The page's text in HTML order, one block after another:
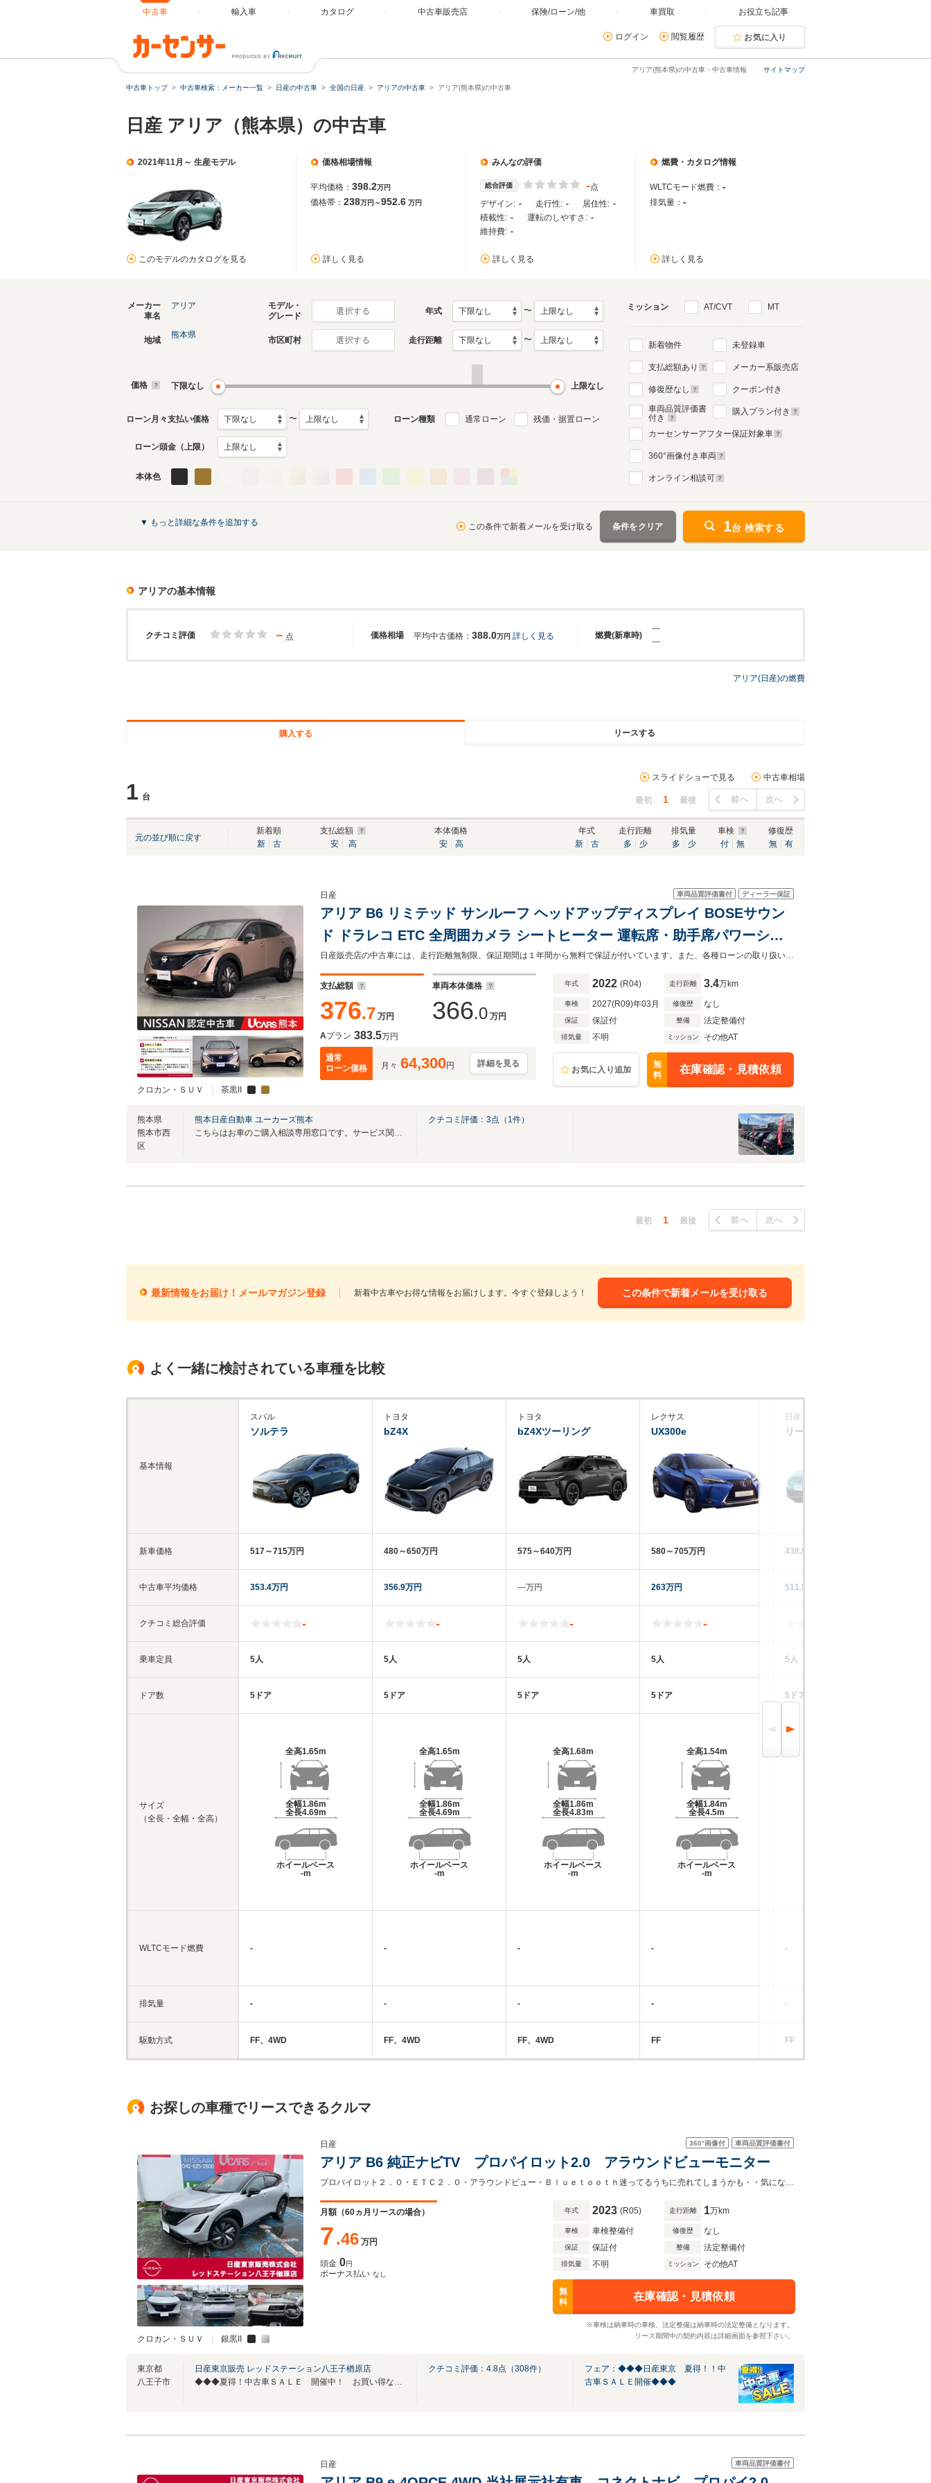
中古車 輸入車 カタログ 中古車販売店 保険/ローン/他 車買取 お役立ち記事
ログイン 閲覧履歴 お気に入り
サイトマップ
アリア(熊本県)の中古車・中古車情報
中古車トップ 中古車検索：メーカー一覧 日産の中古車 全国の日産 アリアの中古車 アリア(熊本県)の中古車
日産 アリア（熊本県）の中古車
2021年11月～ 生産モデル
このモデルのカタログを見る
価格相場情報
平均価格： 398.2万円
価格帯： 238万円～952.6 万円
詳しく見る
みんなの評価
総合評価 -点
デザイン: - 走行性: - 居住性: -
積載性: - 運転のしやすさ: -
維持費: -
詳しく見る
燃費・カタログ情報
WLTCモード燃費： -
排気量： -
詳しく見る
メーカー
車名
アリア
モデル・
グレード
選択する 年式 〜
地域
熊本県
市区町村 選択する 走行距離 〜
価格 下限なし 上限なし
ローン月々支払い価格 〜 ローン種類 通常ローン 残価・据置ローン
ローン頭金（上限）
本体色
ミッション AT/CVT MT
新着物件
支払総額あり
修復歴なし
車両品質評価書
付き
未登録車
メーカー系販売店
クーポン付き
購入プラン付き
カーセンサーアフター保証対象車
360°画像付き車両
オンライン相談可
▼ もっと詳細な条件を追加する この条件で新着メールを受け取る 条件をクリア 1台 検索する
アリアの基本情報
クチコミ評価 価格相場 燃費(新車時)
－ 点 平均中古価格： 388.0万円 詳しく見る
---
---
アリア(日産)の燃費
購入する リースする
1 台
スライドショーで見る 中古車相場
最初 1 最後 前へ 次へ
元の並び順に戻す
新着順
新
古
支払総額
安
高
本体価格
安
高
年式
新
古
走行距離
多
少
排気量
多
少
車検
付
無
修復歴
無
有
クロカン・ＳＵＶ 茶黒II
車両品質評価書付 ディーラー保証
日産
アリア B6 リミテッド サンルーフ ヘッドアップディスプレイ BOSEサウン
ド ドラレコ ETC 全周囲カメラ シートヒーター 運転席・助手席パワーシー
ト シートメモリー ステアリングヒーター 後席シートヒーター
日産販売店の中古車には、走行距離無制限、保証期間は１年間から無料で保証が付いています。また、各種ローンの取り扱いもございます。お気軽にお問い合わせくださいませ。
支払総額
376.7 万円
車両本体価格
366.0 万円
Aプラン 383.5万円
通常
ローン価格
月々 64,300円 詳細を見る
年式 2022 (R04) 走行距離 3.4万km
車検 2027(R09)年03月 修復歴 なし
保証 保証付 整備 法定整備付
排気量 不明 ミッション その他AT
お気に入り追加
無
料
在庫確認・見積依頼
熊本県
熊本市西
区
熊本日産自動車 ユーカーズ熊本
こちらはお車のご購入相談専用窓口です。サービス関連は当店代表番号へお願いします。
クチコミ評価： 3点（ 1件）
最初 1 最後 前へ 次へ
最新情報をお届け！メールマガジン登録 新着中古車やお得な情報をお届けします。今すぐ登録しよう！ この条件で新着メールを受け取る
よく一緒に検討されている車種を比較
基本情報
新車価格
中古車平均価格
クチコミ総合評価
乗車定員
ドア数
サイズ
（全長・全幅・全高）
WLTCモード燃費
排気量
駆動方式
スバル
ソルテラ
517～715万円
353.4万円
-
5人
5ドア
全高1.65m
全幅1.86m
全長4.69m
ホイールベース
-m
-
-
FF、4WD
トヨタ
bZ4X
480～650万円
356.9万円
-
5人
5ドア
全高1.65m
全幅1.86m
全長4.69m
ホイールベース
-m
-
-
FF、4WD
トヨタ
bZ4Xツーリング
575～640万円
‐‐‐万円
-
5人
5ドア
全高1.68m
全幅1.86m
全長4.83m
ホイールベース
-m
-
-
FF、4WD
レクサス
UX300e
580～705万円
263万円
-
5人
5ドア
全高1.54m
全幅1.84m
全長4.5m
ホイールベース
-m
-
-
FF
日産
リーフ
438.9～722.7万円
511.5万円
5人
5ドア
-
-
FF
お探しの車種でリースできるクルマ
クロカン・ＳＵＶ 銀黒II
360°画像付 車両品質評価書付
日産
アリア B6 純正ナビTV プロパイロット2.0 アラウンドビューモニター
プロパイロット２．０・ＥＴＣ２．０・アラウンドビュー・Ｂｌｕｅｔｏｏｔｈ迷ってるうちに売れてしまうかも・・気になったら即、お電話を！042-625-2800 RS八王子楢原店まで！
月額（60ヵ月リースの場合）
7.46 万円
頭金 0円
ボーナス払い なし
年式 2023 (R05) 走行距離 1万km
車検 車検整備付 修復歴 なし
保証 保証付 整備 法定整備付
排気量 不明 ミッション その他AT
無
料
在庫確認・見積依頼
※車検は納車時の車検、法定整備は納車時の法定整備となります。
リース期間中の契約内容は詳細画面を参照下さい。
東京都
八王子市
日産東京販売 レッドステーション八王子楢原店
◆◆◆夏得！中古車ＳＡＬＥ 開催中！ お買い得なお車を多数用意しております◆◆◆
クチコミ評価： 4.8点（308件）
フェア：◆◆◆日産東京 夏得！！中
古車ＳＡＬＥ開催◆◆◆
車両品質評価書付
日産